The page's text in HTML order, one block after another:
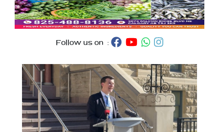
Follow us on :